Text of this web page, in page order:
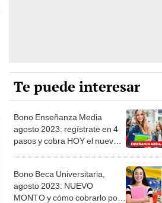
Te puede interesar
Bono Enseñanza Media
agosto 2023: regístrate en 4
pasos y cobra HOY el nuevo
Bono Beca Universitaria,
agosto 2023: NUEVO
MONTO y cómo cobrarlo por